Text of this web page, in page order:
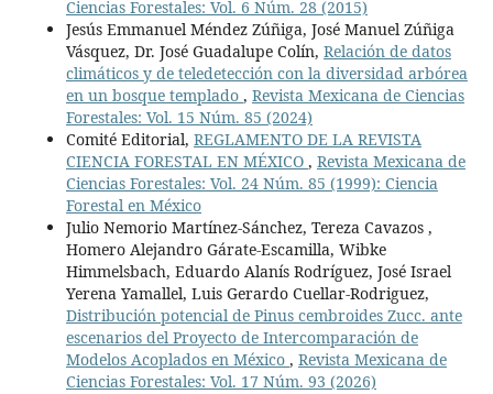
Ciencias Forestales: Vol. 6 Núm. 28 (2015)
Jesús Emmanuel Méndez Zúñiga, José Manuel Zúñiga
Vásquez, Dr. José Guadalupe Colín, Relación de datos
climáticos y de teledetección con la diversidad arbórea
en un bosque templado , Revista Mexicana de Ciencias
Forestales: Vol. 15 Núm. 85 (2024)
Comité Editorial, REGLAMENTO DE LA REVISTA
CIENCIA FORESTAL EN MÉXICO , Revista Mexicana de
Ciencias Forestales: Vol. 24 Núm. 85 (1999): Ciencia
Forestal en México
Julio Nemorio Martínez-Sánchez, Tereza Cavazos ,
Homero Alejandro Gárate-Escamilla, Wibke
Himmelsbach, Eduardo Alanís Rodríguez, José Israel
Yerena Yamallel, Luis Gerardo Cuellar-Rodriguez,
Distribución potencial de Pinus cembroides Zucc. ante
escenarios del Proyecto de Intercomparación de
Modelos Acoplados en México , Revista Mexicana de
Ciencias Forestales: Vol. 17 Núm. 93 (2026)